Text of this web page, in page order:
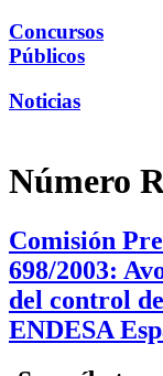
Concursos
Públicos
Noticias
Número
Comisión
698/2003:
del control
ENDESA